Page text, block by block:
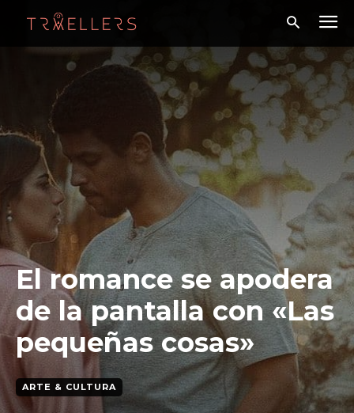
El romance se apodera
de la pantalla con «Las
pequeñas cosas»
ARTE & CULTURA